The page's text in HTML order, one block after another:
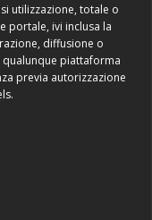
utilizzazione, totale o
portale, ivi inclusa la
diffusione o
piattaforma
previa autorizzazione